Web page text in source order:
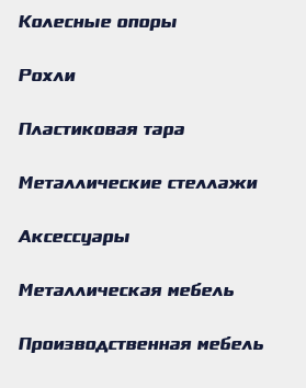
Колесные опоры
Рохли
Пластиковая тара
Металлические стеллажи
Аксессуары
Металлическая мебель
Производственная мебель